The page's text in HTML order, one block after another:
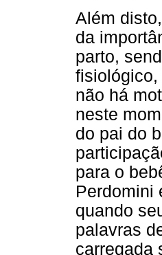
Além
da
parto,
não há
neste
do pai do
para o
Perdomini
quando
palavras
carregada